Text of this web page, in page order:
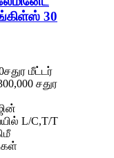
30
மீட்டர்
சதுர
L/C,T/T